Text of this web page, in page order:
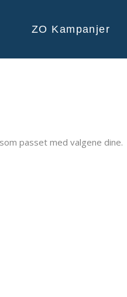
ZO Kampanjer
passet med valgene dine.